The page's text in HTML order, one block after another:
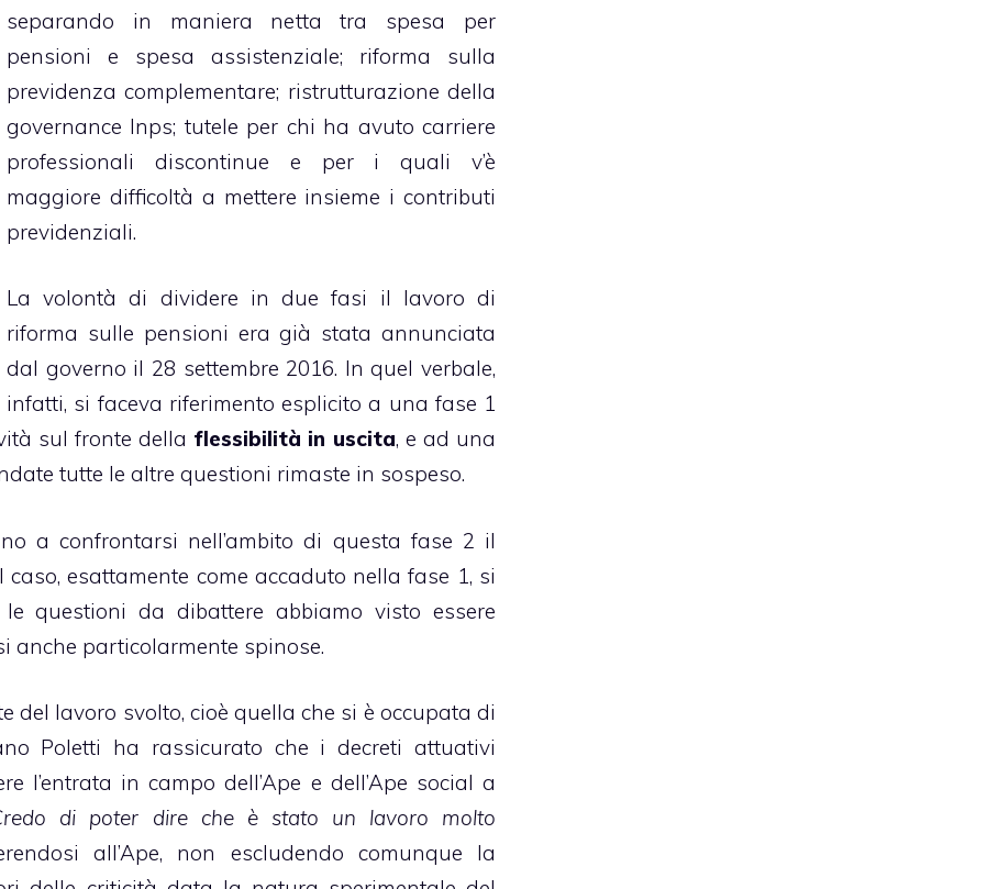
separando in maniera netta tra spesa per
pensioni e spesa assistenziale; riforma sulla
previdenza complementare; ristrutturazione della
governance Inps; tutele per chi ha avuto carriere
professionali discontinue e per i quali v’è
maggiore difficoltà a mettere insieme i contributi
previdenziali.
La volontà di dividere in due fasi il lavoro di
riforma sulle pensioni era già stata annunciata
dal governo il 28 settembre 2016. In quel verbale,
infatti, si faceva riferimento esplicito a una fase 1
sul fronte della flessibilità in uscita, e ad una
tutte le altre questioni rimaste in sospeso.
a confrontarsi nell’ambito di questa fase 2 il
esattamente come accaduto nella fase 1, si
questioni da dibattere abbiamo visto essere
anche particolarmente spinose.
lavoro svolto, cioè quella che si è occupata di
Poletti ha rassicurato che i decreti attuativi
l’entrata in campo dell’Ape e dell’Ape social a
di poter dire che è stato un lavoro molto
all’Ape, non escludendo comunque la